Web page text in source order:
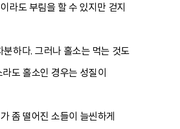
라도 부림을 할 수 있지만 걷지
하다. 그러나 홀소는 먹는 것도
도 홀소인 경우는 성질이
좀 떨어진 소들이 늘씬하게